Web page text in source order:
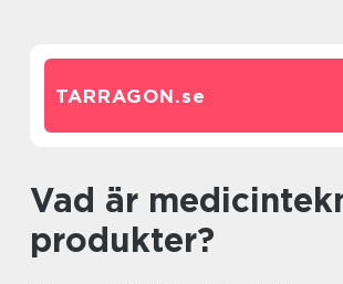
TARRAGON.se
Vad är medicintekniska
produkter?